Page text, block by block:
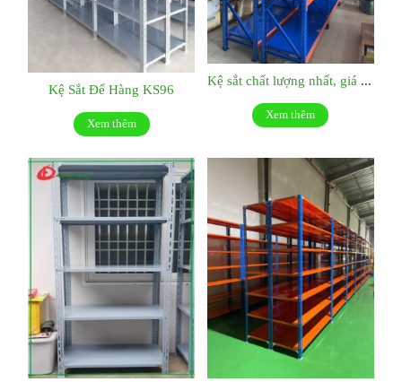
Kệ Sắt Để Hàng KS96
Xem thêm
Kệ sắt chất lượng nhất, giá tốt nhất:KS048
Xem thêm